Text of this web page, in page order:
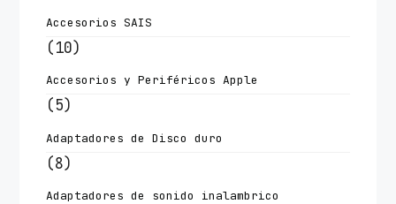
Accesorios SAIS
(10)
Accesorios y Periféricos Apple
(5)
Adaptadores de Disco duro
(8)
Adaptadores de sonido inalambrico